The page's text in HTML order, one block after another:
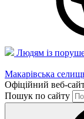
Людям із
Макарівська
Офіційний веб-
Пошук по сайту